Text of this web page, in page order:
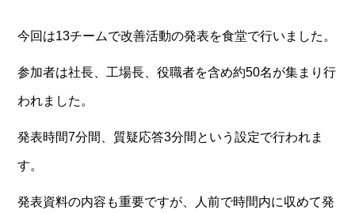
今回は13チームで改善活動の発表を食堂で行いました。
参加者は社長、工場長、役職者を含め約50名が集まり行
われました。
発表時間7分間、質疑応答3分間という設定で行われま
す。
発表資料の内容も重要ですが、人前で時間内に収めて発